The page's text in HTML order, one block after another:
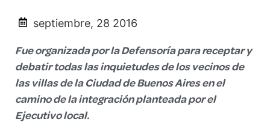
septiembre, 28 2016
Fue organizada por la Defensoría para receptar y
debatir todas las inquietudes de los vecinos de
las villas de la Ciudad de Buenos Aires en el
camino de la integración planteada por el
Ejecutivo local.